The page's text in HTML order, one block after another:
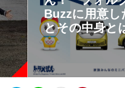
Buzzに用意し
とその中身と